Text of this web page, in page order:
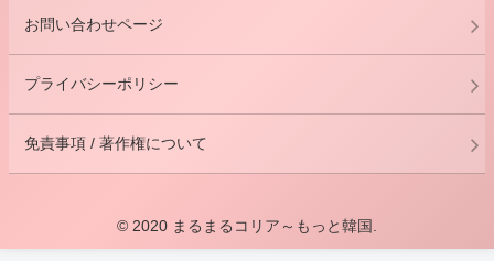
お問い合わせページ
プライバシーポリシー
免責事項 / 著作権について
© 2020 まるまるコリア～もっと韓国.